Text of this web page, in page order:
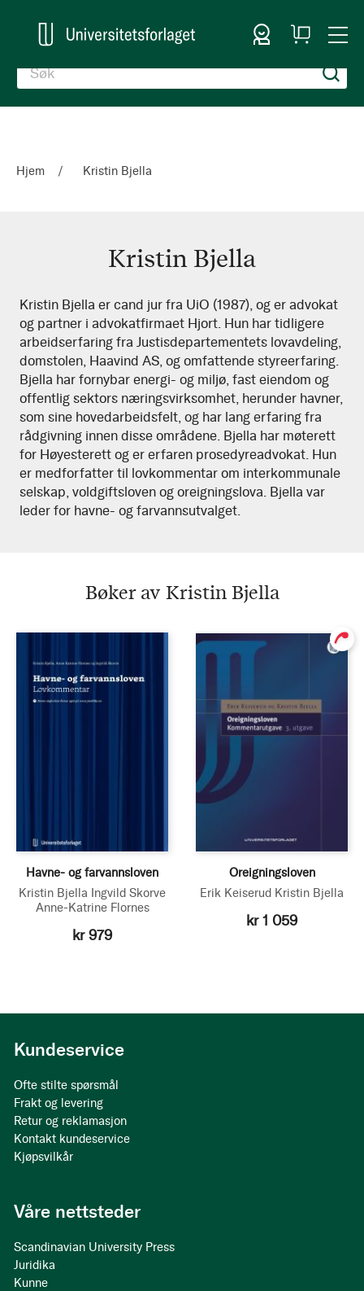
Logg inn
Handlekurv
Hjem Kristin Bjella
Kristin Bjella
Kristin
Bjella
Kristin Bjella er cand jur fra UiO (1987), og er advokat
og partner i advokatfirmaet Hjort. Hun har tidligere
arbeidserfaring fra Justisdepartementets lovavdeling,
domstolen, Haavind AS, og omfattende styreerfaring.
Bjella har fornybar energi- og miljø, fast eiendom og
offentlig sektors næringsvirksomhet, herunder havner,
som sine hovedarbeidsfelt, og har lang erfaring fra
rådgivning innen disse områdene. Bjella har møterett
for Høyesterett og er erfaren prosedyreadvokat. Hun
er medforfatter til lovkommentar om interkommunale
selskap, voldgiftsloven og oreigningslova. Bjella var
leder for havne- og farvannsutvalget.
Bøker av Kristin Bjella
Havne- og farvannsloven
Kristin Bjella Ingvild Skorve
Anne-Katrine Flornes
kr 979
Oreigningsloven
Erik Keiserud Kristin Bjella
kr 1 059
Kundeservice
Ofte stilte spørsmål
Frakt og levering
Retur og reklamasjon
Kontakt kundeservice
Kjøpsvilkår
Våre nettsteder
Scandinavian University Press
Juridika
Kunne